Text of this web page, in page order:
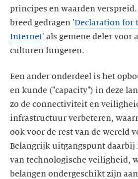
principes en waarden
breed gedragen 'Declaration for
Internet' als gemene deler voor
culturen fungeren.
Een ander onderdeel is het
en kunde ("capacity") in deze
zo de connectiviteit en
infrastructuur verbeteren,
ook voor de rest van de wereld
Belangrijk uitgangspunt
van technologische veiligheid,
belangen ondergeschikt zijn